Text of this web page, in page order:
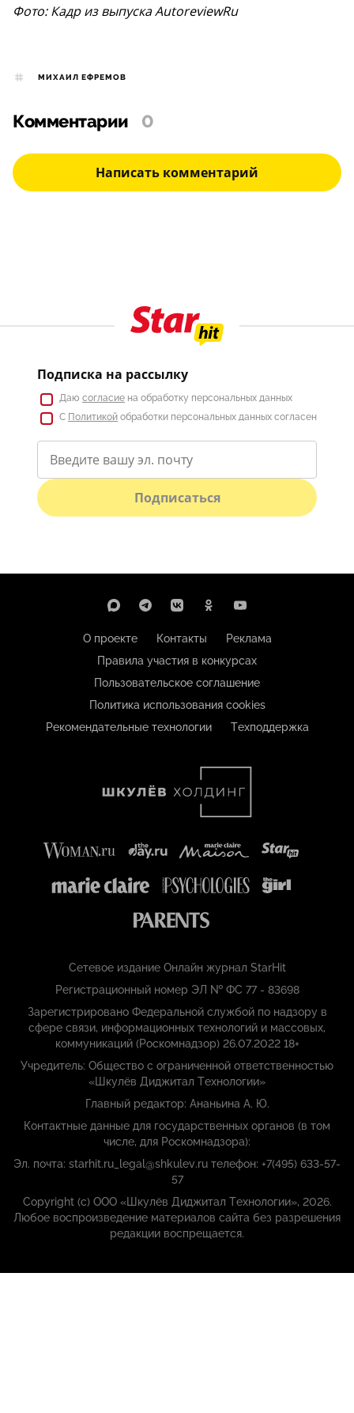
Фото: Кадр из выпуска AutoreviewRu
МИХАИЛ ЕФРЕМОВ
Комментарии 0
Написать комментарий
Подписка на рассылку
Даю согласие на обработку персональных данных
С Политикой обработки персональных данных согласен
Подписаться
О проекте Контакты
Реклама
Правила участия в конкурсах
Пользовательское соглашение
Политика использования cookies
Рекомендательные технологии
Техподдержка
Сетевое издание Онлайн журнал StarHit
Регистрационный номер ЭЛ № ФС 77 - 83698
Зарегистрировано Федеральной службой по надзору в
сфере связи, информационных технологий и массовых,
коммуникаций (Роскомнадзор) 26.07.2022 18+
Учредитель: Общество с ограниченной ответственностью
«Шкулёв Диджитал Технологии»
Главный редактор: Ананьина А. Ю.
Контактные данные для государственных органов (в том
числе, для Роскомнадзора):
Эл. почта: starhit.ru_legal@shkulev.ru телефон: +7(495) 633-57-
57
Copyright (с) ООО «Шкулёв Диджитал Технологии», 2026.
Любое воспроизведение материалов сайта без разрешения
редакции воспрещается.